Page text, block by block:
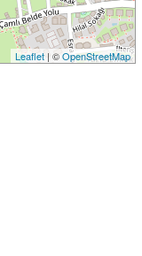
Leaflet| ©OpenStreetMap